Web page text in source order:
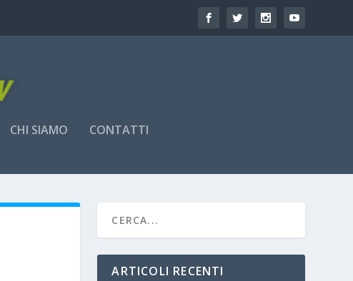
CHI SIAMO CONTATTI
ARTICOLI RECENTI